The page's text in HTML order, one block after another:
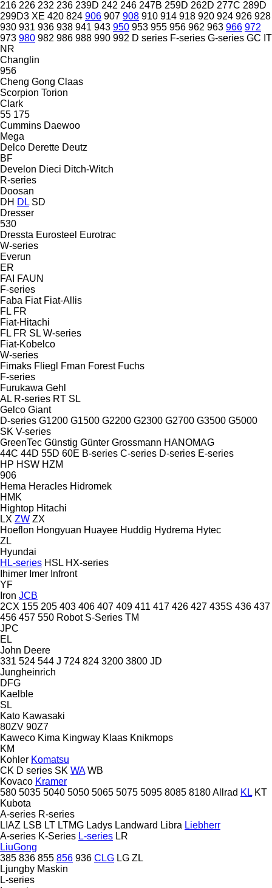
216 226 232 236 239D 242 246 247B 259D 262D 277C 289D
299D3 XE 420 824 906 907 908 910 914 918 920 924 926 928
930 931 936 938 941 943 950 953 955 956 962 963 966 972
973 980 982 986 988 990 992 D series F-series G-series GC IT
NR
Changlin
956
Cheng Gong Claas
Scorpion Torion
Clark
55 175
Cummins Daewoo
Mega
Delco Derette Deutz
BF
Develon Dieci Ditch-Witch
R-series
Doosan
DH DL SD
Dresser
530
Dressta Eurosteel Eurotrac
W-series
Everun
ER
FAI FAUN
F-series
Faba Fiat Fiat-Allis
FL FR
Fiat-Hitachi
FL FR SL W-series
Fiat-Kobelco
W-series
Fimaks Fliegl Fman Forest Fuchs
F-series
Furukawa Gehl
AL R-series RT SL
Gelco Giant
D-series G1200 G1500 G2200 G2300 G2700 G3500 G5000
SK V-series
GreenTec Günstig Günter Grossmann HANOMAG
44C 44D 55D 60E B-series C-series D-series E-series
HP HSW HZM
906
Hema Heracles Hidromek
HMK
Hightop Hitachi
LX ZW ZX
Hoeflon Hongyuan Huayee Huddig Hydrema Hytec
ZL
Hyundai
HL-series HSL HX-series
Ihimer Imer Infront
YF
Iron JCB
2CX 155 205 403 406 407 409 411 417 426 427 435S 436 437
456 457 550 Robot S-Series TM
JPC
EL
John Deere
331 524 544 J 724 824 3200 3800 JD
Jungheinrich
DFG
Kaelble
SL
Kato Kawasaki
80ZV 90Z7
Kaweco Kima Kingway Klaas Knikmops
KM
Kohler Komatsu
CK D series SK WA WB
Kovaco Kramer
580 5035 5040 5050 5065 5075 5095 8085 8180Allrad KL KT
Kubota
A-series R-series
LIAZ LSB LT LTMG Ladys Landward Libra Liebherr
A-series K-Series L-series LR
LiuGong
385 836 855 856 936 CLG LG ZL
Ljungby Maskin
L-series